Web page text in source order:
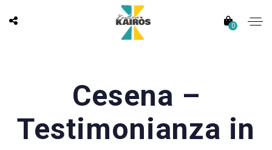
0
Cesena –
Testimonianza in